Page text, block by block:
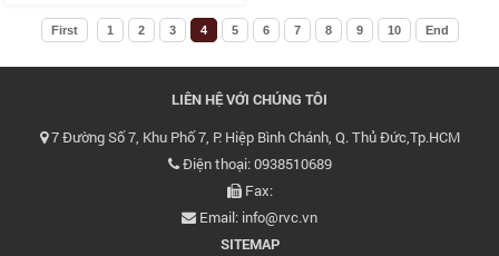
First 1 2 3 4 5 6 7 8 9 10 End
LIÊN HỆ VỚI CHÚNG TÔI
7 Đường Số 7, Khu Phố 7, P. Hiệp Bình Chánh, Q. Thủ Đức,Tp.HCM
Điện thoại: 0938510689
Fax:
Email: info@rvc.vn
SITEMAP